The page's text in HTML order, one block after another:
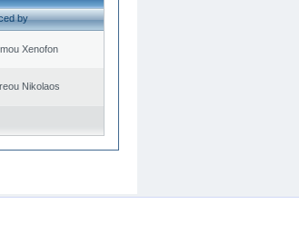
by
Xenofon
Nikolaos